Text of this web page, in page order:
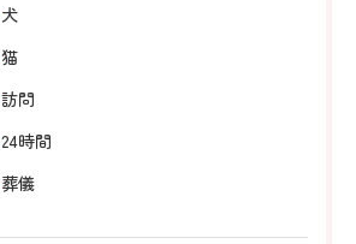
犬
猫
訪問
24時間
葬儀